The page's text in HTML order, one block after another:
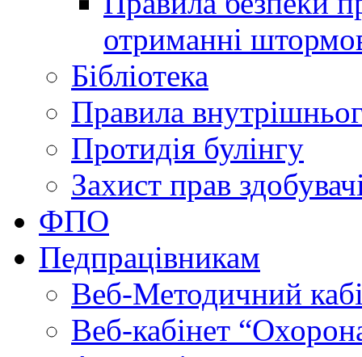
отриманні
Бібліотека
Правила
Протидія булінгу
Захист прав
ФПО
Педпрацівникам
Веб-Методичний
Веб-кабінет